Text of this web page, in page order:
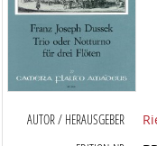
AUTOR / HERAUSGEBER